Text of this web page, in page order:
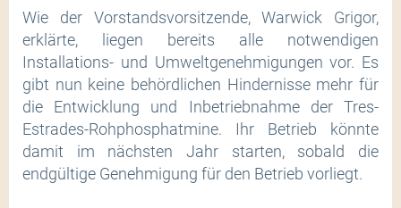
Wie der Vorstandsvorsitzende, Warwick Grigor,
erklärte, liegen bereits alle notwendigen
Installations- und Umweltgenehmigungen vor. Es
gibt nun keine behördlichen Hindernisse mehr für
die Entwicklung und Inbetriebnahme der Tres-
Estrades-Rohphosphatmine. Ihr Betrieb könnte
damit im nächsten Jahr starten, sobald die
endgültige Genehmigung für den Betrieb vorliegt.